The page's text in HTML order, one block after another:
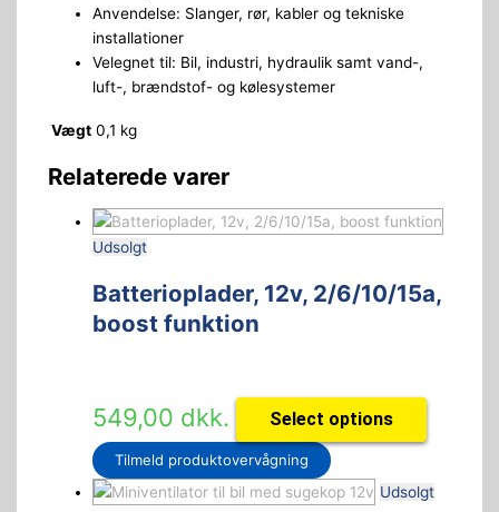
Anvendelse: Slanger, rør, kabler og tekniske
installationer
Velegnet til: Bil, industri, hydraulik samt vand-,
luft-, brændstof- og kølesystemer
Vægt 0,1 kg
Relaterede varer
Udsolgt
Batterioplader, 12v, 2/6/10/15a,
boost funktion
549,00 dkk. Select options
Tilmeld produktovervågning
Udsolgt